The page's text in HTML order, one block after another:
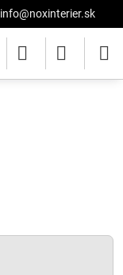
info@noxinterier.sk